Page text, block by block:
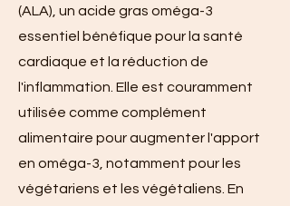
(ALA), un acide gras oméga-3
essentiel bénéfique pour la santé
cardiaque et la réduction de
l'inflammation. Elle est couramment
utilisée comme complément
alimentaire pour augmenter l'apport
en oméga-3, notamment pour les
végétariens et les végétaliens. En